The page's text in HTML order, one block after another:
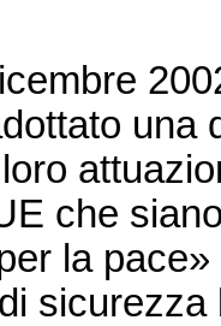
una
che
la
sicurezza